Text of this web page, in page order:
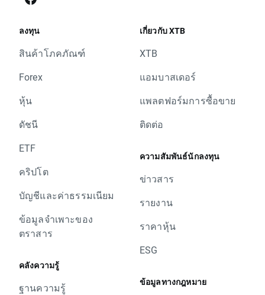
ลงทุน
สินค้าโภคภัณฑ์
Forex
หุ้น
ดัชนี
ETF
คริปโต
บัญชีและค่าธรรมเนียม
ข้อมูลจำเพาะของ
ตราสาร
คลังความรู้
ฐานความรู้
เกี่ยวกับ XTB
XTB
แอมบาสเดอร์
แพลตฟอร์มการซื้อขาย
ติดต่อ
ความสัมพันธ์นักลงทุน
ข่าวสาร
รายงาน
ราคาหุ้น
ESG
ข้อมูลทางกฎหมาย